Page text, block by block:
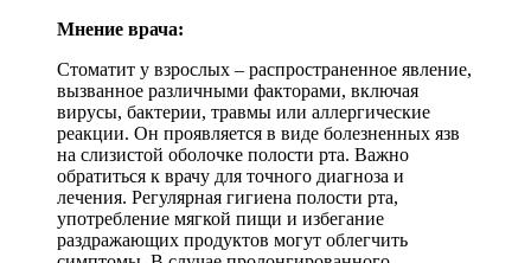
Мнение врача:
Стоматит у взрослых – распространенное явление,
вызванное различными факторами, включая
вирусы, бактерии, травмы или аллергические
реакции. Он проявляется в виде болезненных язв
на слизистой оболочке полости рта. Важно
обратиться к врачу для точного диагноза и
лечения. Регулярная гигиена полости рта,
употребление мягкой пищи и избегание
раздражающих продуктов могут облегчить